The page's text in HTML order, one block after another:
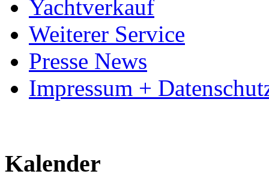
Yachtverkauf
Weiterer Service
Presse News
Impressum +
Kalender